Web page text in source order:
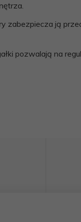
zabezpiecza ją
pozwalają na